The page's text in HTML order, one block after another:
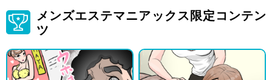
■当店独自の顧客管理システム
を導入しているので、
家族、知人、彼氏、友人にバレるといった"身バレ"
■ペット可能な寮完備
県外からお越しの女の子の為にペット可能な寮もご用意しております。
メンズエステマニアックス限定コンテン
ツ